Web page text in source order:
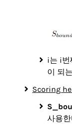
i는 i번
이 되
Scoring
사용한